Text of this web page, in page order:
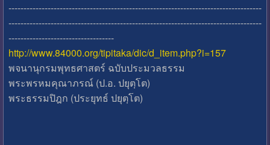
------------------------------------------------------------------------------------
------------------------------------------------------------------------------------
-----------------------------------
http://www.84000.org/tipitaka/dic/d_item.php?i=157
พจนานุกรมพุทธศาสตร์ ฉบับประมวลธรรม
พระพรหมคุณาภรณ์ (ป.อ. ปยุตฺโต)
พระธรรมปิฎก (ประยุทธ์ ปยุตฺโต)